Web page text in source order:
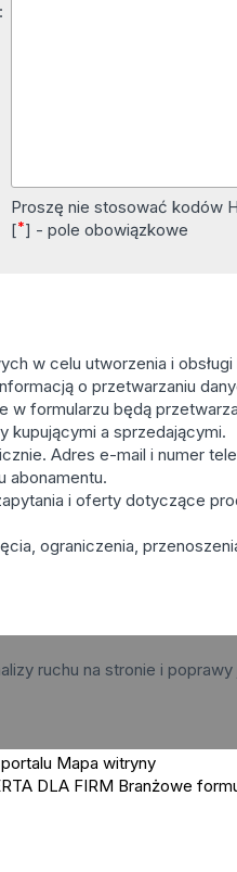
Proszę nie stosować kodów
[*] - pole obowiązkowe
w celu utworzenia i
o przetwarzaniu
formularzu będą
kupującymi a sprzedającymi.
Adres e-mail i numer
abonamentu.
i oferty dotyczące
ograniczenia,
ruchu na stronie i poprawy
Mapa witryny
DLA FIRM Branżowe